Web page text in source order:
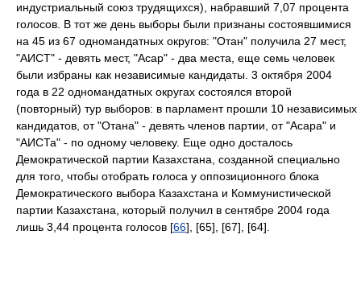
индустриальный союз трудящихся), набравший 7,07 процента
голосов. В тот же день выборы были признаны состоявшимися
на 45 из 67 одномандатных округов: "Отан" получила 27 мест,
"АИСТ" - девять мест, "Асар" - два места, еще семь человек
были избраны как независимые кандидаты. 3 октября 2004
года в 22 одномандатных округах состоялся второй
(повторный) тур выборов: в парламент прошли 10 независимых
кандидатов, от "Отана" - девять членов партии, от "Асара" и
"АИСТа" - по одному человеку. Еще одно досталось
Демократической партии Казахстана, созданной специально
для того, чтобы отобрать голоса у оппозиционного блока
Демократического выбора Казахстана и Коммунистической
партии Казахстана, который получил в сентябре 2004 года
лишь 3,44 процента голосов [66], [65], [67], [64].